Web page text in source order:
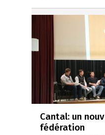
Cantal: un
fédération